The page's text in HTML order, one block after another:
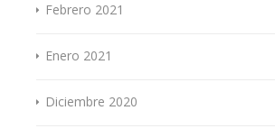
Febrero 2021
Enero 2021
Diciembre 2020